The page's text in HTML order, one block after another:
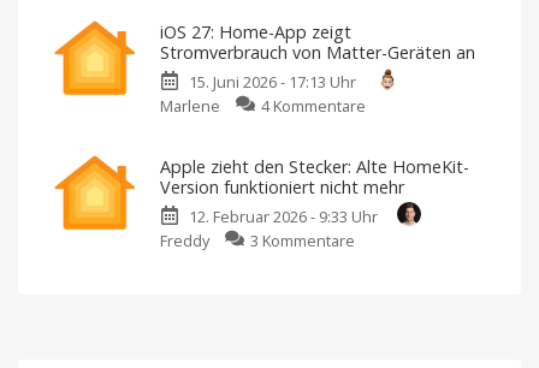
im
Blick
behält
Inklusive
Überblick
App
erhält
Für
einmalig
14,99
erhältlich
iOS 27: Home-App zeigt
Stromverbrauch von Matter-Geräten an
15. Juni 2026 - 17:13 Uhr
Marlene
4 Kommentare
Home-
App
zeigt
Apple zieht den Stecker: Alte HomeKit-
Version funktioniert nicht mehr
12. Februar 2026 - 9:33 Uhr
Freddy
3 Kommentare